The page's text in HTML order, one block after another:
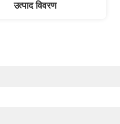
उत्पाद विवरण